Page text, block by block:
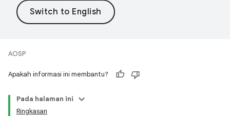
AOSP
Apakah informasi ini membantu?
Pada halaman ini
Ringkasan